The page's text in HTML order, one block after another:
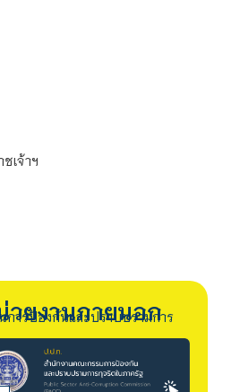
เจ้าฯ
วยงานภายนอก
การป้องกันและปราบปรามการ